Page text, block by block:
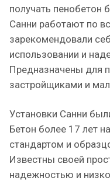
получать пенобетон
Санни работают по
зарекомендовали
использовании и
Предназначены для
застройщиками и
Установки Санни
Бетон более 17 лет
стандартом и
Известны своей
надежностью и